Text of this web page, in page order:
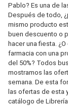
Pablo? Es una de
Después de todo,
mismo producto
buen descuento o
hacer una fiesta.
farmacia con una
del 50%? Todos
mostramos las
semana. De esta
las ofertas de esta
catálogo de